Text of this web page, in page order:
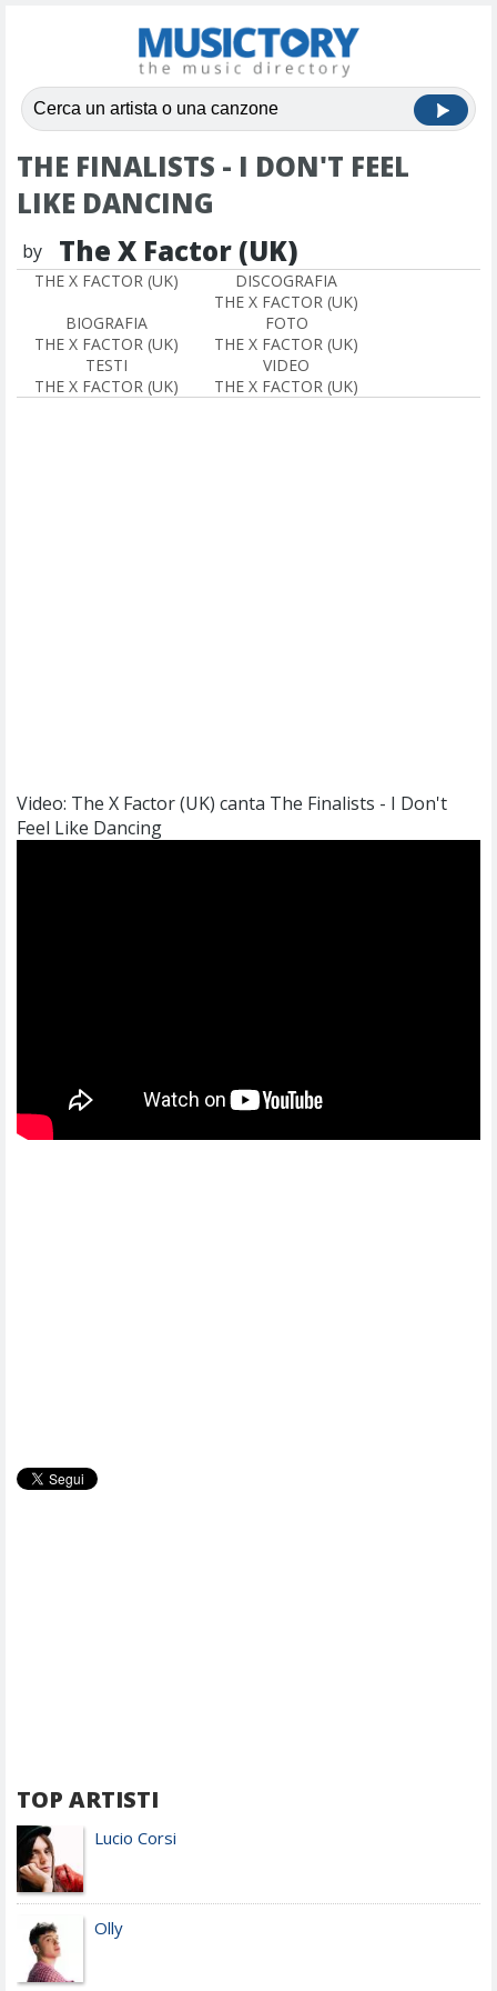
THE FINALISTS - I DON'T FEEL
LIKE DANCING
by The X Factor (UK)
THE X FACTOR (UK)
DISCOGRAFIA
THE X FACTOR (UK)
BIOGRAFIA
THE X FACTOR (UK)
FOTO
THE X FACTOR (UK)
TESTI
THE X FACTOR (UK)
VIDEO
THE X FACTOR (UK)
Video: The X Factor (UK) canta The Finalists - I Don't
Feel Like Dancing
TOP ARTISTI
Lucio Corsi
Olly